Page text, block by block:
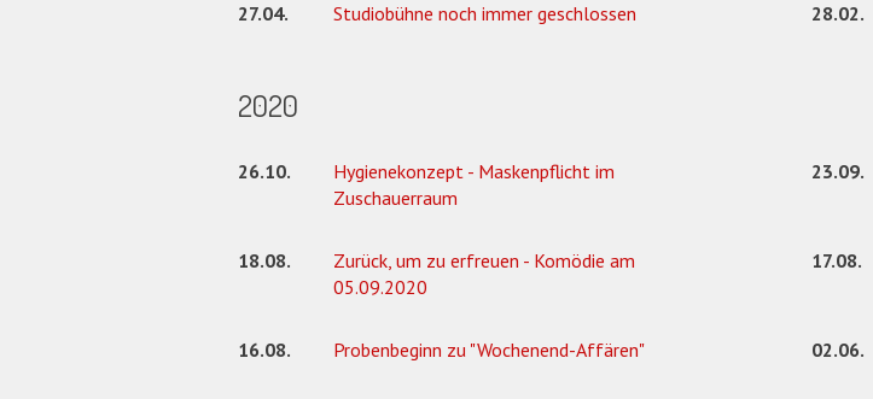
27.04. Studiobühne noch immer geschlossen 28.02.
2020
26.10.
Hygienekonzept - Maskenpflicht im
Zuschauerraum
23.09.
18.08.
Zurück, um zu erfreuen - Komödie am
05.09.2020
17.08.
16.08. Probenbeginn zu "Wochenend-Affären" 02.06.